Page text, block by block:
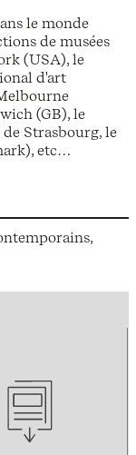
le monde
de musées
(USA), le
d'art
(GB), le
Strasbourg, le
etc…